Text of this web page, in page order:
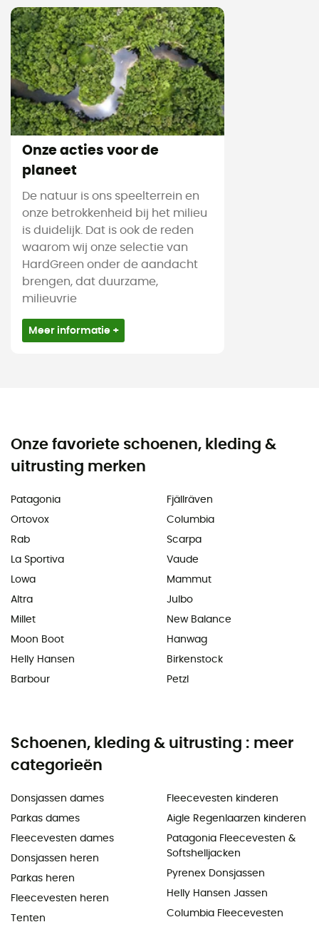
Onze acties voor de
planeet
De natuur is ons speelterrein en
onze betrokkenheid bij het milieu
is duidelijk. Dat is ook de reden
waarom wij onze selectie van
HardGreen onder de aandacht
brengen, dat duurzame,
milieuvrie
Meer informatie +
Onze favoriete schoenen, kleding &
uitrusting merken
Patagonia
Ortovox
Rab
La Sportiva
Lowa
Altra
Millet
Moon Boot
Helly Hansen
Barbour
Fjällräven
Columbia
Scarpa
Vaude
Mammut
Julbo
New Balance
Hanwag
Birkenstock
Petzl
Schoenen, kleding & uitrusting : meer
categorieën
Donsjassen dames
Parkas dames
Fleecevesten dames
Donsjassen heren
Parkas heren
Fleecevesten heren
Tenten
Fleecevesten kinderen
Aigle Regenlaarzen kinderen
Patagonia Fleecevesten &
Softshelljacken
Pyrenex Donsjassen
Helly Hansen Jassen
Columbia Fleecevesten